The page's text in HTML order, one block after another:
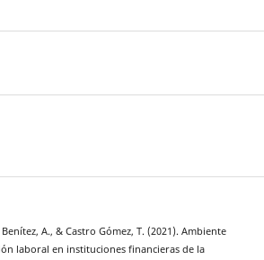
A., & Castro Gómez, T. (2021). Ambiente
laboral en instituciones financieras de la